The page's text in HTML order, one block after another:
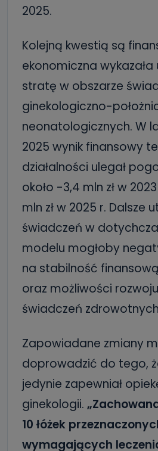
2025.
Kolejną kwestią są
ekonomiczna
stratę w obszarze
ginekologiczno-
neonatologicznych. W
2025 wynik finansowy
działalności ulegał
około -3,4 mln zł w
mln zł w 2025 r. Dalsze
świadczeń w
modelu mogłoby
na stabilność finansową
oraz możliwości
świadczeń
Zapowiadane zmiany
doprowadzić do tego,
jedynie zapewniał
ginekologii.
10 łóżek
wymagających